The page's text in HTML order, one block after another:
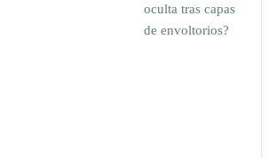
oculta tras capas
de envoltorios?